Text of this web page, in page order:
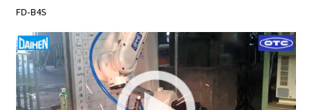
FD-B4S